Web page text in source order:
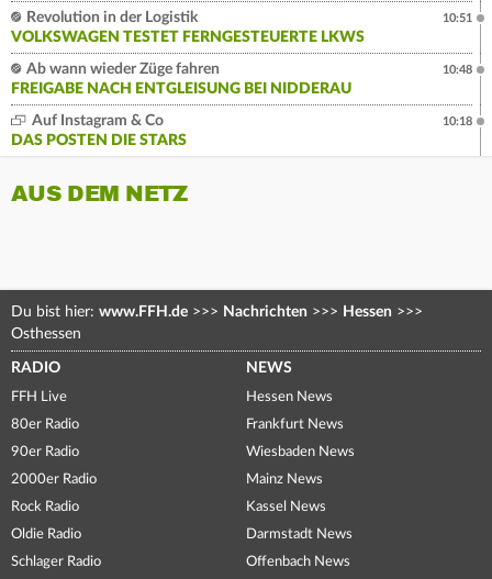
Revolution in der Logistik
VOLKSWAGEN TESTET FERNGESTEUERTE LKWS
10:51
Ab wann wieder Züge fahren
FREIGABE NACH ENTGLEISUNG BEI NIDDERAU
10:48
Auf Instagram & Co
DAS POSTEN DIE STARS
10:18
AUS DEM NETZ
Du bist hier: www.FFH.de >>> Nachrichten >>> Hessen >>>
Osthessen
RADIO
FFH Live
80er Radio
90er Radio
2000er Radio
Rock Radio
Oldie Radio
Schlager Radio
NEWS
Hessen News
Frankfurt News
Wiesbaden News
Mainz News
Kassel News
Darmstadt News
Offenbach News